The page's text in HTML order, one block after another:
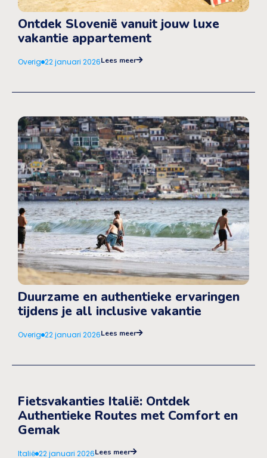
Ontdek Slovenië vanuit jouw luxe
vakantie appartement
Overig 22 januari 2026Lees meer
Duurzame en authentieke ervaringen
tijdens je all inclusive vakantie
Overig 22 januari 2026Lees meer
Fietsvakanties Italië: Ontdek
Authentieke Routes met Comfort en
Gemak
Italië 22 januari 2026Lees meer